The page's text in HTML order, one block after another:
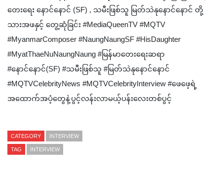
တေးရေး နောင်နောင် (SF) , သမီးဖြစ်သူ မြတ်သဲနုနောင်နောင် တို့
သားအဖနှင့် တွေ့ဆုံခြင်း #MediaQueenTV #MQTV
#MyanmarComposer #NaungNaungSF #HisDaughter
#MyatThaeNuNaungNaung #မြန်မာတေးရေးဆရာ
#နောင်နောင်(SF) #သမီးဖြစ်သူ #မြတ်သဲနုနောင်နောင်
#MQTVCelebrityNews #MQTVCelebrityInterview #ဖေဖေ့ရဲ့
အထောက်အပံ့တွေနဲ့ပွင့်လန်းလာမယ့်ပန်းလေးတစ်ပွင့်
CATEGORY INTERVIEW
TAG INTERVIEW